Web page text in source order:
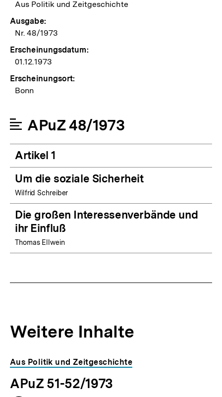
Aus Politik und Zeitgeschichte
Ausgabe:
Nr. 48/1973
Erscheinungsdatum:
01.12.1973
Erscheinungsort:
Bonn
APuZ 48/1973
Artikel 1
Um die soziale Sicherheit
Wilfrid Schreiber
Die großen Interessenverbände und
ihr Einfluß
Thomas Ellwein
Weitere Inhalte
Inhaltskarousell
für
weitere
Inhalte
Inhaltskarussell
überspringen
Aus Politik und Zeitgeschichte
APuZ 51-52/1973